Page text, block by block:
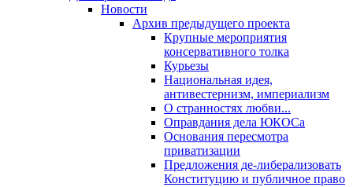
Новости
Архив предыдущего проекта
Крупные мероприятия
консервативного толка
Курьезы
Национальная идея,
антивестернизм, империализм
О странностях любви...
Оправдания дела ЮКОСа
Основания пересмотра
приватизации
Предложения де-либерализовать
Конституцию и публичное право